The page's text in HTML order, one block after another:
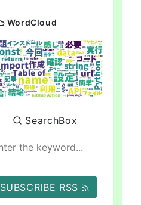
WordCloud
SearchBox
SUBSCRIBE RSS